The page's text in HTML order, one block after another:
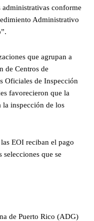
conforme
Administrativo
que agrupan a
de Centros de
Oficiales de Inspección
favorecieron que la
la inspección de los
EOI reciban el pago
que se
de Puerto Rico (ADG)